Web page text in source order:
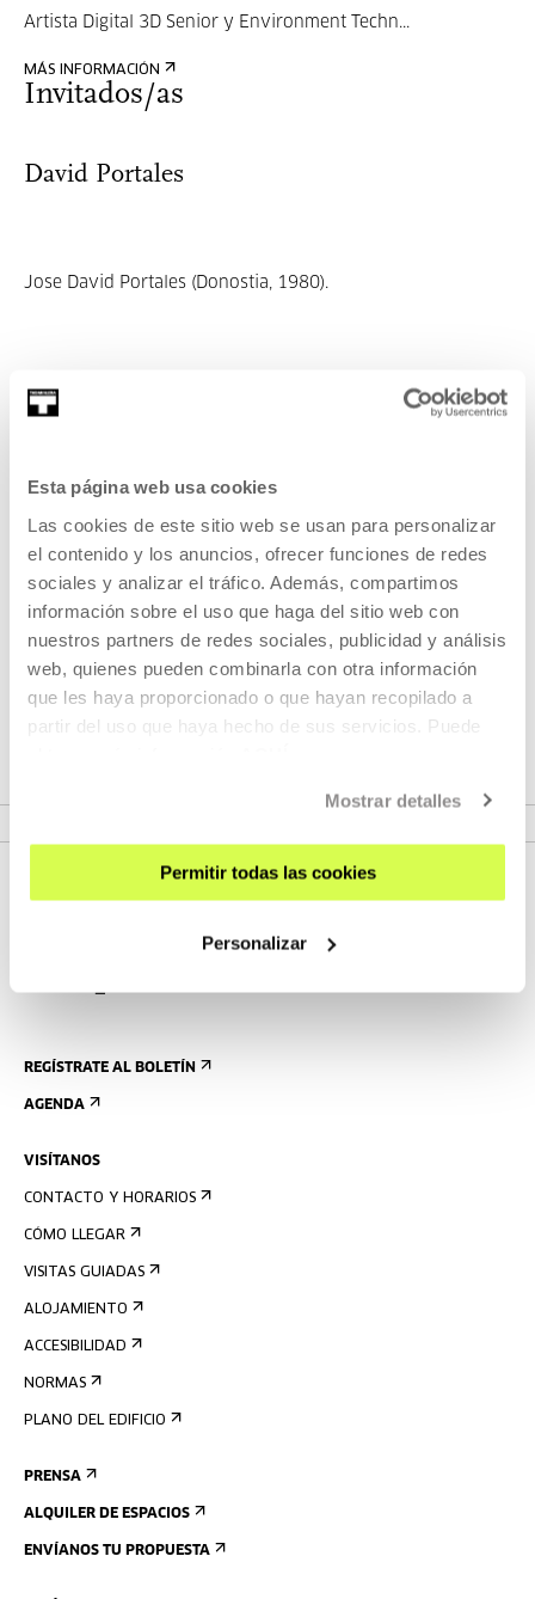
Esta página web usa cookies
Las cookies de este sitio web se usan para personalizar
el contenido y los anuncios, ofrecer funciones de redes
sociales y analizar el tráfico. Además, compartimos
información sobre el uso que haga del sitio web con
nuestros partners de redes sociales, publicidad y análisis
web, quienes pueden combinarla con otra información
que les haya proporcionado o que hayan recopilado a
partir del uso que haya hecho de sus servicios. Puede
Mostrar detalles
Permitir todas las cookies
Personalizar
Artista Digital 3D Senior y Environment Techn...
MÁS INFORMACIÓN
Invitados/as
David Portales
Jose David Portales (Donostia, 1980).
Artista Digital 3D Senior y Environment Techn...
Pertenece a Proyecto: Jornadas
Especiales sobre VFX
REGÍSTRATE AL BOLETÍN
AGENDA
VISÍTANOS
CONTACTO Y HORARIOS
CÓMO LLEGAR
VISITAS GUIADAS
ALOJAMIENTO
ACCESIBILIDAD
NORMAS
PLANO DEL EDIFICIO
PRENSA
ALQUILER DE ESPACIOS
ENVÍANOS TU PROPUESTA